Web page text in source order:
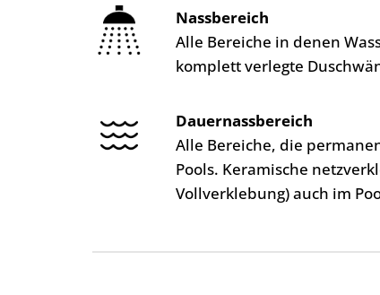
Nassbereich
Alle Bereiche in denen
komplett verlegte
Dauernassbereich
Alle Bereiche, die
Pools. Keramische
Vollverklebung) auch im